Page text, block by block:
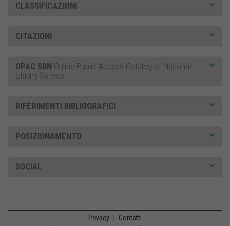
CLASSIFICAZIONI
CITAZIONI
OPAC SBN Online Public Access Catalog of National
Library Service
RIFERIMENTI BIBLIOGRAFICI
POSIZIONAMENTO
SOCIAL
Privacy Contatti